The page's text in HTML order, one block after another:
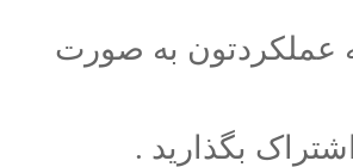
عملکردتون به صورت
بگذارید .